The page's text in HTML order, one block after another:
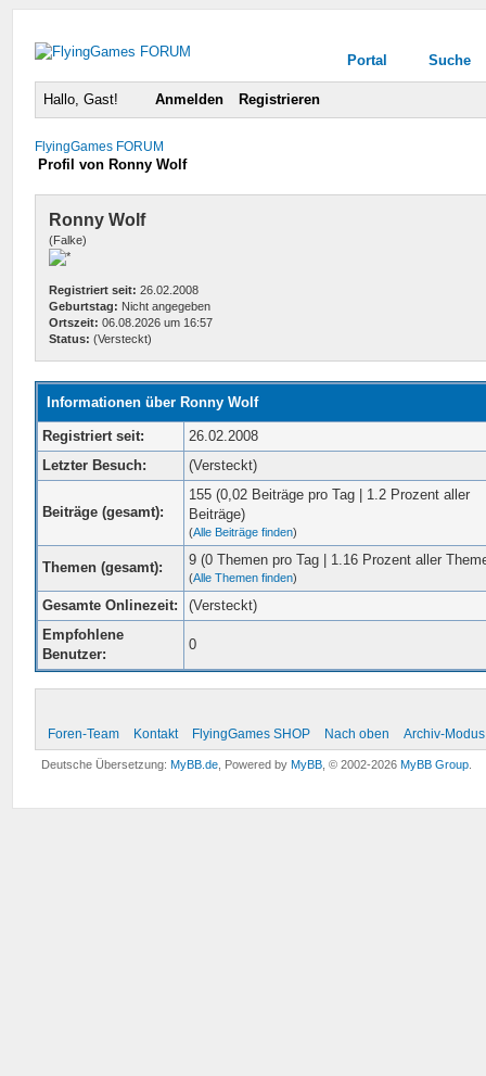
Portal Suche
Hallo, Gast! Anmelden Registrieren
FlyingGames FORUM
Profil von Ronny Wolf
Ronny Wolf
(Falke)
Registriert seit: 26.02.2008
Geburtstag: Nicht angegeben
Ortszeit: 06.08.2026 um 16:57
Status: (Versteckt)
Informationen über Ronny Wolf
Registriert seit:
26.02.2008
Letzter Besuch:
(Versteckt)
Beiträge (gesamt):
155 (0,02 Beiträge pro Tag | 1.2 Prozent aller
Beiträge)
(Alle Beiträge finden)
Themen (gesamt): 9 (0 Themen pro Tag | 1.16 Prozent aller
(Alle Themen finden)
Gesamte Onlinezeit:
(Versteckt)
Empfohlene
Benutzer:
0
Foren-Team Kontakt FlyingGames SHOP Nach oben Archiv-Modus
Deutsche Übersetzung:MyBB.de , Powered byMyBB , © 2002-2026MyBB Group